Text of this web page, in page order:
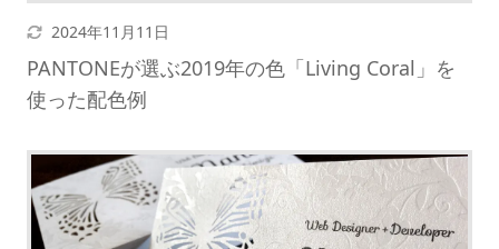
更新日
2024年11月11日
PANTONEが選ぶ2019年の色「Living Coral」を
使った配色例